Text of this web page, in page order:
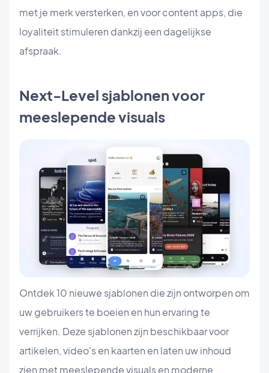
met je merk versterken, en voor content apps, die
loyaliteit stimuleren dankzij een dagelijkse
afspraak.
Next-Level sjablonen voor
meeslepende visuals
Ontdek 10 nieuwe sjablonen die zijn ontworpen om
uw gebruikers te boeien en hun ervaring te
verrijken. Deze sjablonen zijn beschikbaar voor
artikelen, video's en kaarten en laten uw inhoud
zien met meeslepende visuals en moderne